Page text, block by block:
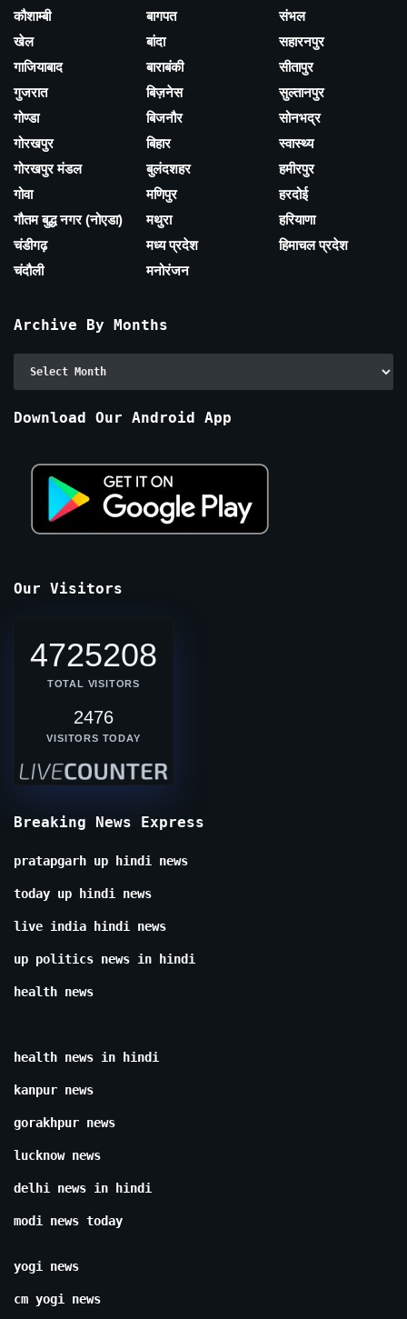
कौशाम्बी
खेल
गाजियाबाद
गुजरात
गोण्डा
गोरखपुर
गोरखपुर मंडल
गोवा
गौतम बुद्ध नगर (नोएडा)
चंडीगढ़
चंदौली
बागपत
बांदा
बाराबंकी
बिज़नेस
बिजनौर
बिहार
बुलंदशहर
मणिपुर
मथुरा
मध्य प्रदेश
मनोरंजन
संभल
सहारनपुर
सीतापुर
सुल्तानपुर
सोनभद्र
स्वास्थ्य
हमीरपुर
हरदोई
हरियाणा
हिमाचल प्रदेश
Archive By Months
Archive
Download Our Android App
Our Visitors
4725208
TOTAL VISITORS
2476
VISITORS TODAY
Breaking News Express
pratapgarh up hindi news
today up hindi news
live india hindi news
up politics news in hindi
health news
health news in hindi
kanpur news
gorakhpur news
lucknow news
delhi news in hindi
modi news today
yogi news
cm yogi news